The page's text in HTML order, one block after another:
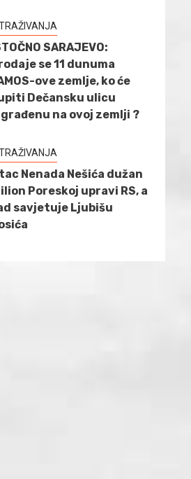
SARAJEVO:
se 11 dunuma
ove zemlje, ko će
Dečansku ulicu
na ovoj zemlji ?
Nenada Nešića dužan
Poreskoj upravi RS, a
savjetuje Ljubišu